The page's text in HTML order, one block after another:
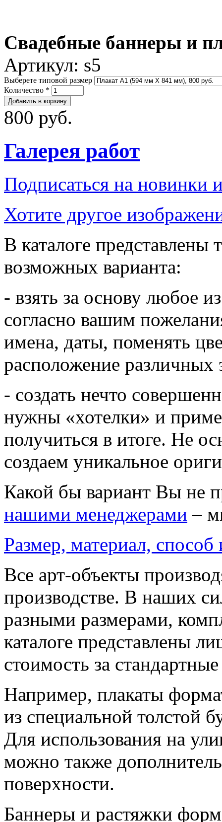
Свадебные баннеры и
Артикул: s5
Выберете типовой размер
Количество *
800 руб.
Галерея работ
Подписаться на новинки
Хотите другое
В каталоге представлены
возможных варианта:
- взять за основу любое
согласно вашим
имена, даты, поменять
расположение различных
- создать нечто
нужны «хотелки» и
получиться в итоге. Не
создаем уникальное
Какой бы вариант Вы не
нашими менеджерами –
Размер, материал, способ
Все арт-объекты
производстве. В наших
разными размерами,
каталоге представлены
стоимость за
Например, плакаты
из специальной толстой
Для использования на
можно также
поверхности.
Баннеры и растяжки